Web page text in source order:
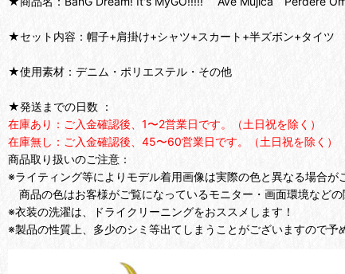
★セット内容：帽子+肩掛け+シャツ+スカート+半ズボン+タイツ
★使用素材：デニム・ポリエステル・その他
★発送までの日数 ：
在庫あり：ご入金確認後、1〜2営業日です。（土日祝を除く）
在庫無し：ご入金確認後、45〜60営業日です。（土日祝を除く）
商品取り扱いのご注意：
※ライティング等によりモデル着用画像は実際の色と異なる場合が
商品の色はお客様がご覧になっているモニター・画面環境など
※衣装の洗濯は、ドライクリーニングをおススメします！
※製品の性質上、多少のシミ等出てしまうことがございますので